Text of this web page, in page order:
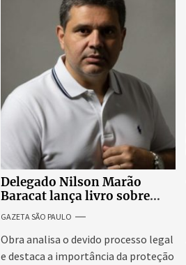
Delegado Nilson Marão
Baracat lança livro sobre
garantias constitucionais no
processo penal brasileiro
GAZETA SÃO PAULO
Obra analisa o devido processo legal
e destaca a importância da proteção